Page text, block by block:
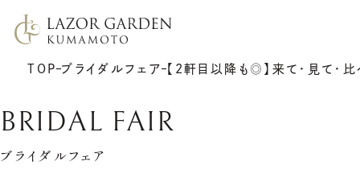
TOP ブライダルフェア 【2軒目以降も◎】来て・見て・
BRIDAL FAIR
ブライダルフェア